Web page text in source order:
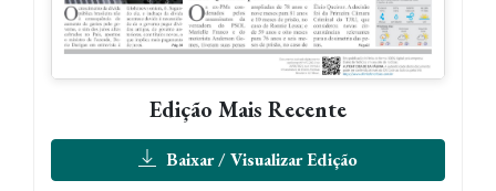
Edição Mais Recente
Baixar / Visualizar Edição